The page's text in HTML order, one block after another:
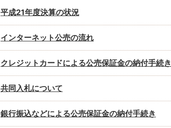
平成21年度決算の状況
インターネット公売の流れ
クレジットカードによる公売保証金の納付手続き
共同入札について
銀行振込などによる公売保証金の納付手続き